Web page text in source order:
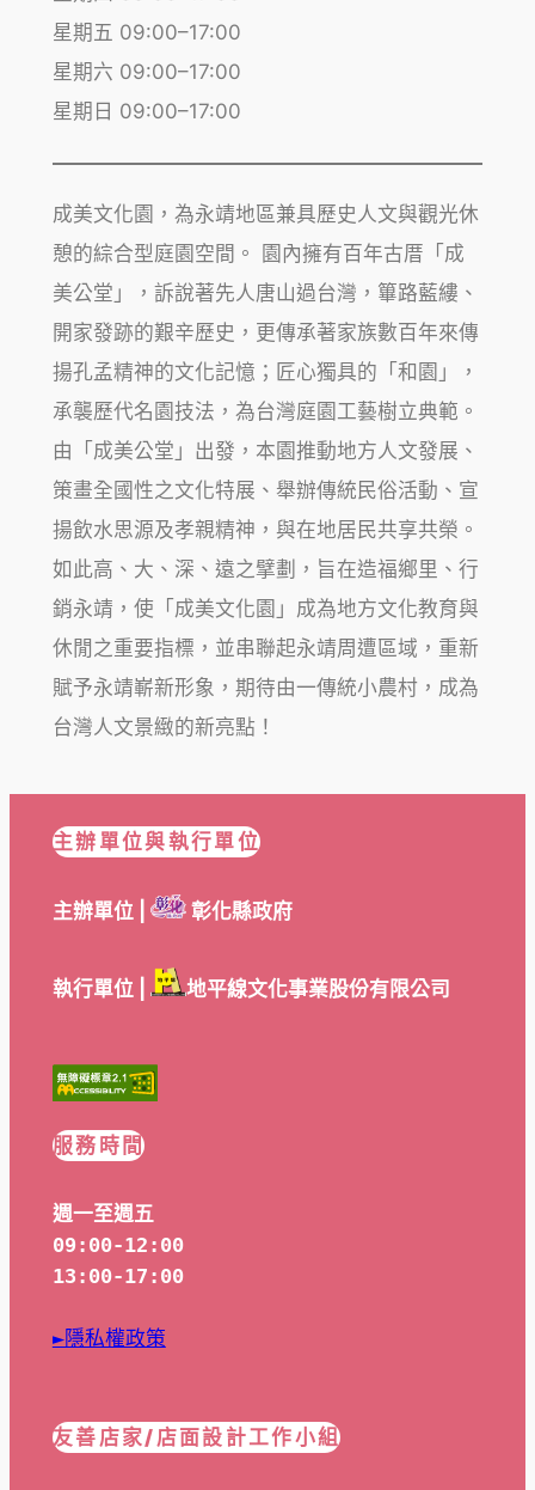
星期五 09:00–17:00
星期六 09:00–17:00
星期日 09:00–17:00
成美文化園，為永靖地區兼具歷史人文與觀光休
憩的綜合型庭園空間。 園內擁有百年古厝「成
美公堂」，訴說著先人唐山過台灣，篳路藍縷、
開家發跡的艱辛歷史，更傳承著家族數百年來傳
揚孔孟精神的文化記憶；匠心獨具的「和園」，
承襲歷代名園技法，為台灣庭園工藝樹立典範。
由「成美公堂」出發，本園推動地方人文發展、
策畫全國性之文化特展、舉辦傳統民俗活動、宣
揚飲水思源及孝親精神，與在地居民共享共榮。
如此高、大、深、遠之擘劃，旨在造福鄉里、行
銷永靖，使「成美文化園」成為地方文化教育與
休閒之重要指標，並串聯起永靖周遭區域，重新
賦予永靖嶄新形象，期待由一傳統小農村，成為
台灣人文景緻的新亮點！
主辦單位與執行單位
主辦單位 | 彰化縣政府
執行單位 | 地平線文化事業股份有限公司
服務時間
週一至週五
09:00-12:00
13:00-17:00
►隱私權政策
友善店家/店面設計工作小組